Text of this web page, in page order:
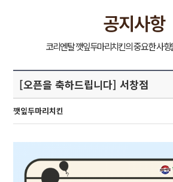
공지사항
[오픈을 축하드립니다] 서창점
깻잎두마리치킨